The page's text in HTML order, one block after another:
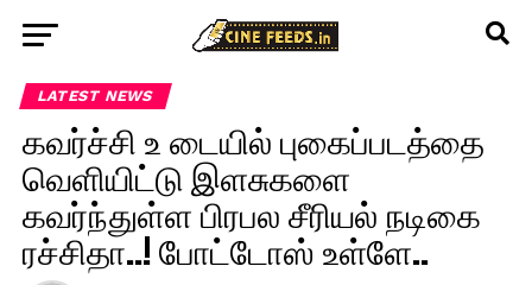
LATEST NEWS
கவர்ச்சி உ டையில் புகைப்படத்தை
வெளியிட்டு இளசுகளை
கவர்ந்துள்ள பிரபல சீரியல் நடிகை
ரச்சிதா..! போட்டோஸ் உள்ளே..